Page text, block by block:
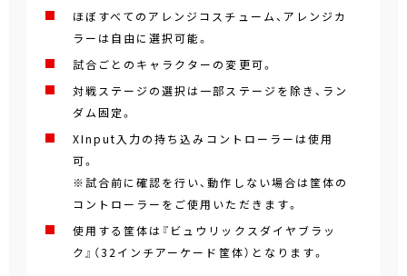
ほぼすべてのアレンジコスチューム、アレンジカ
ラーは自由に選択可能。
試合ごとのキャラクターの変更可。
対戦ステージの選択は一部ステージを除き、ラン
ダム固定。
XInput入力の持ち込みコントローラーは使用
可。
※試合前に確認を行い、動作しない場合は筐体の
コントローラーをご使用いただきます。
使用する筐体は『ビュウリックスダイヤブラッ
ク』（32インチアーケード筐体）となります。